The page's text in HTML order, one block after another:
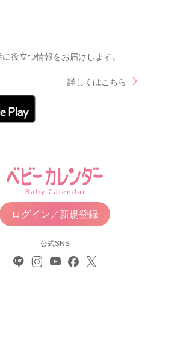
役立つ情報をお届けします。
詳しくはこちら
ログイン／新規登録
公式SNS